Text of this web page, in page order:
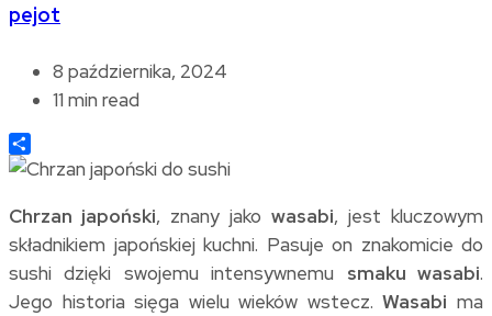
pejot
8 października, 2024
11 min read
Share
Chrzan japoński, znany jako wasabi, jest kluczowym
składnikiem japońskiej kuchni. Pasuje on znakomicie do
sushi dzięki swojemu intensywnemu smaku wasabi.
Jego historia sięga wielu wieków wstecz.Wasabi ma